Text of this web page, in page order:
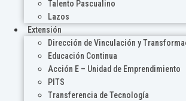
Talento Pascualino
Lazos
Extensión
Dirección de Vinculación y
Educación Continua
Acción E – Unidad de Emprendimiento
PITS
Transferencia de Tecnología